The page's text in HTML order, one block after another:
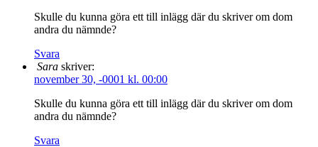
Skulle du kunna göra ett till inlägg där du skriver om dom
andra du nämnde?
Svara
Sara skriver:
november 30, -0001 kl. 00:00
Skulle du kunna göra ett till inlägg där du skriver om dom
andra du nämnde?
Svara